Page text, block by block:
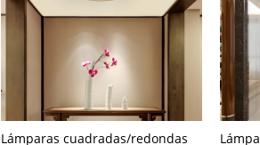
Lámparas cuadradas/redondas